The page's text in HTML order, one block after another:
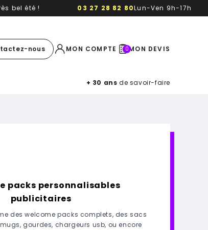
bel été !
03 27 28 82 80Lun-Ven 9h-17h
nous MON COMPTE 0MON DEVIS
+ 30 ans de savoir-faire
packs personnalisables
publicitaires
des welcome packs complets, des sacs
gourdes, chargeurs usb, ou encore